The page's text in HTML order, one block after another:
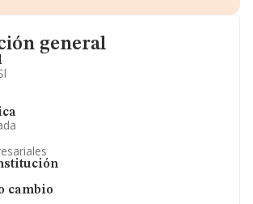
general
cambio
oficial y registral complementaria.